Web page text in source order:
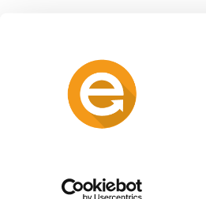
© 2026 envestor.de